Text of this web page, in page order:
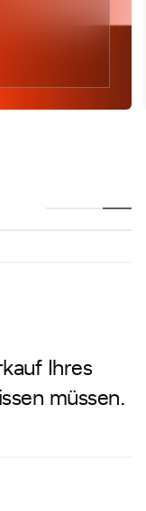
Ihres
müssen.